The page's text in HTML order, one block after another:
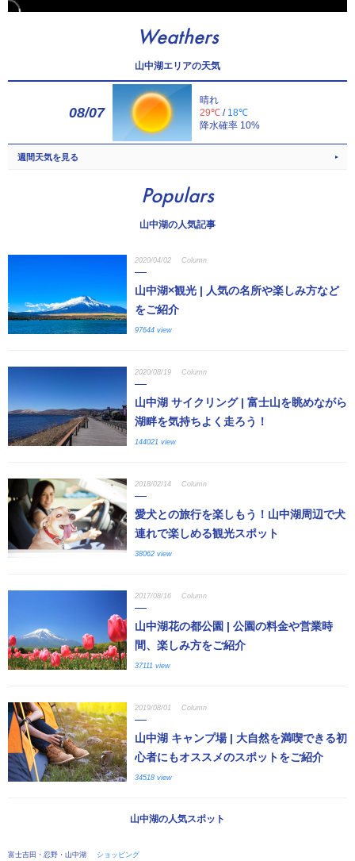
Weathers
山中湖エリアの天気
08/07
晴れ
29℃ / 18℃
降水確率 10%
週間天気を見る
Populars
山中湖の人気記事
2020/04/02 Column
山中湖×観光 | 人気の名所や楽しみ方など
をご紹介
97644 view
2020/08/19 Column
山中湖 サイクリング | 富士山を眺めながら
湖畔を気持ちよく走ろう！
144021 view
2018/02/14 Column
愛犬との旅行を楽しもう！山中湖周辺で犬
連れで楽しめる観光スポット
38062 view
2017/08/16 Column
山中湖花の都公園 | 公園の料金や営業時
間、楽しみ方をご紹介
37111 view
2019/08/01 Column
山中湖 キャンプ場 | 大自然を満喫できる初
心者にもオススメのスポットをご紹介
34518 view
山中湖の人気スポット
富士吉田・忍野・山中湖 ショッピング